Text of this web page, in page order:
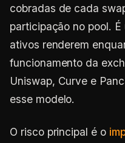
cobradas de cada
participação no pool.
ativos renderem
funcionamento da
Uniswap, Curve e
esse modelo.
O risco principal é o